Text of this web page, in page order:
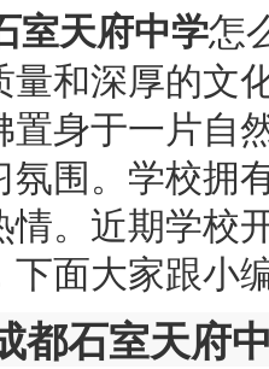
室天府中学怎
和深厚的文
身于一片自
氛围。学校拥
。近期学校
面大家跟小
都石室天府